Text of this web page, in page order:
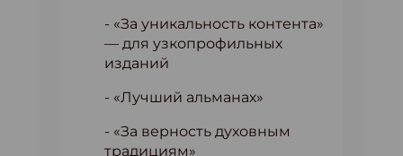
- «За уникальность контента»
— для узкопрофильных
изданий
- «Лучший альманах»
- «За верность духовным
традициям»